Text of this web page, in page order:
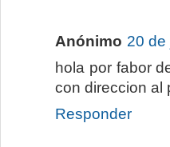
Anónimo 20 de
hola por fabor
con direccion al
Responder